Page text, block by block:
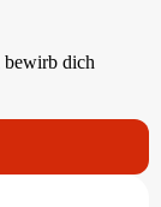
bewirb dich